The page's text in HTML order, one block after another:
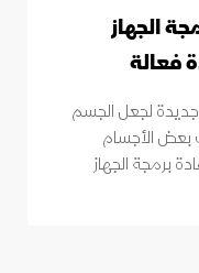
الجهاز
فعالة
لجعل الجسم
بعض الأجسام
برمجة الجهاز